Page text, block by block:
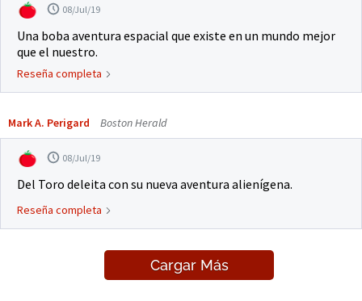
08/Jul/19
Una boba aventura espacial que existe en un mundo mejor
que el nuestro.
Reseña completa
Mark A. Perigard Boston Herald
08/Jul/19
Del Toro deleita con su nueva aventura alienígena.
Reseña completa
Cargar Más